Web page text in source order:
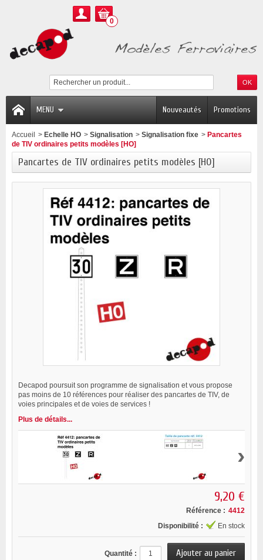
0
MENU Promotions
Nouveautés
Accueil > Echelle HO > Signalisation > Signalisation fixe > Pancartes
de TIV ordinaires petits modèles [HO]
Pancartes de TIV ordinaires petits modèles [HO]
Decapod poursuit son programme de signalisation et vous propose
pas moins de 10 références pour réaliser des pancartes de TIV, de
voies principales et de voies de services !
Plus de détails...
›
9,20 €
Référence : 4412
Disponibilité :
En stock
Quantité :